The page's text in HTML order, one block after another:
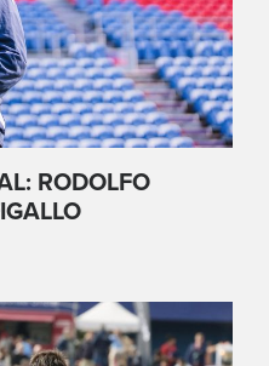
RODOLFO